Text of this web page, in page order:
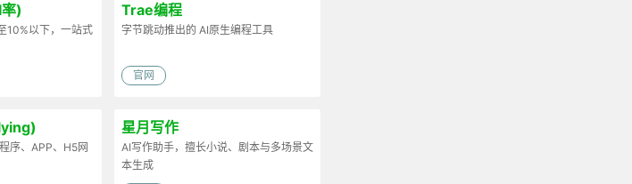
)
10%以下，一站式
Trae编程
字节跳动推出的 AI原生编程工具
官网
序、APP、H5网
星月写作
AI写作助手，擅长小说、剧本与多场景文
本生成